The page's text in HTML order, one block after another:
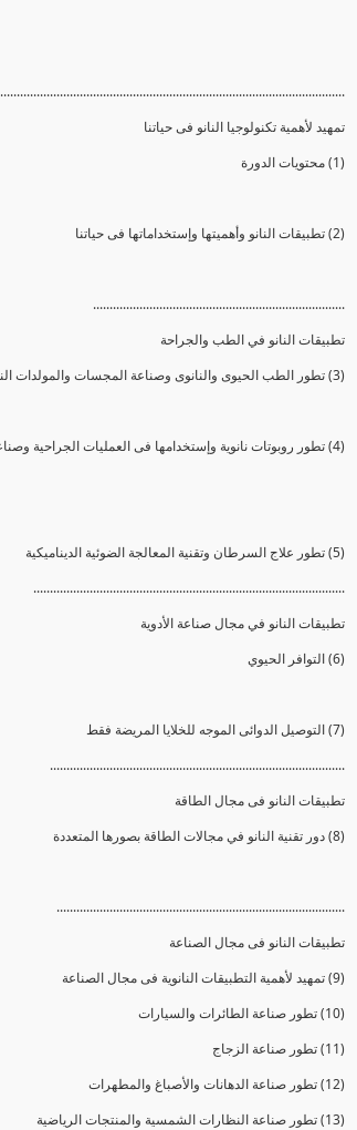
........................................................................................................
تمهيد لأهمية تكنولوجيا النانو فى حياتنا
(1) محتويات الدورة
(2) تطبيقات النانو وأهميتها وإستخداماتها فى حياتنا
............................................................................
تطبيقات النانو في الطب والجراحة
(3) تطور الطب الحيوى والنانوى وصناعة المجسات والمولدات النانوية الحيوية
(4) تطور روبوتات نانوية وإستخدامها فى العمليات الجراحية وصناعة أعضاء بديلة
(5) تطور علاج السرطان وتقنية المعالجة الضوئية الديناميكية
..............................................................................................
تطبيقات النانو في مجال صناعة الأدوية
(6) التوافر الحيوي
(7) التوصيل الدوائى الموجه للخلايا المريضة فقط
.........................................................................................
تطبيقات النانو فى مجال الطاقة
(8) دور تقنية النانو في مجالات الطاقة بصورها المتعددة
.......................................................................................
تطبيقات النانو فى مجال الصناعة
(9) تمهيد لأهمية التطبيقات النانوية فى مجال الصناعة
(10) تطور صناعة الطائرات والسيارات
(11) تطور صناعة الزجاج
(12) تطور صناعة الدهانات والأصباغ والمطهرات
(13) تطور صناعة النظارات الشمسية والمنتجات الرياضية